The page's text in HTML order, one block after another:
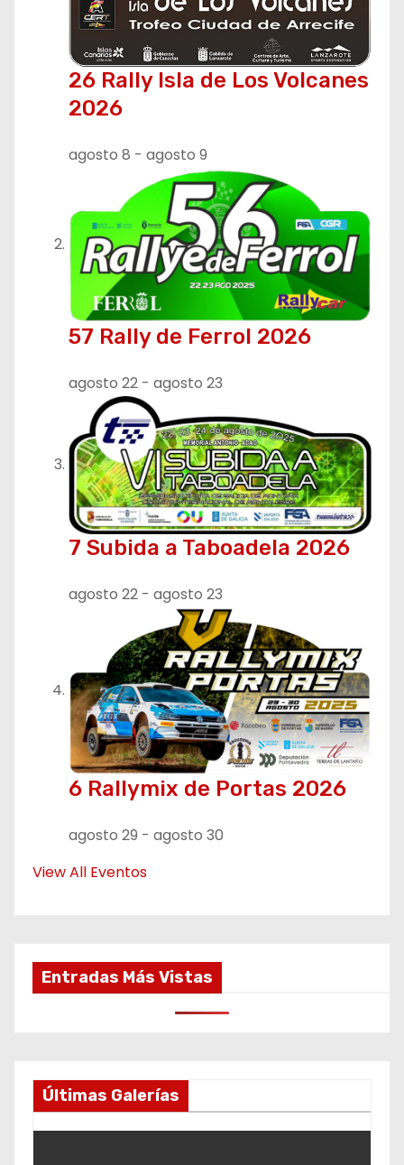
26 Rally Isla de Los Volcanes
2026
agosto 8 - agosto 9
57 Rally de Ferrol 2026
agosto 22 - agosto 23
7 Subida a Taboadela 2026
agosto 22 - agosto 23
6 Rallymix de Portas 2026
agosto 29 - agosto 30
View All Eventos
Entradas Más Vistas
Últimas Galerías